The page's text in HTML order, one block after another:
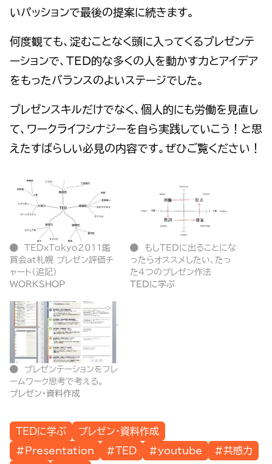
いパッションで最後の提案に続きます。
何度観ても、淀むことなく頭に入ってくるプレゼンテ
ーションで、TED的な多くの人を動かす力とアイデア
をもったバランスのよいステージでした。
プレゼンスキルだけでなく、個人的にも労働を見直し
て、ワークライフシナジーを自ら実践していこう！と思
えたすばらしい必見の内容です。ぜひご覧ください！
TEDxTokyo2011鑑
賞会at札幌 プレゼン評価チ
ャート（追記）
WORKSHOP
もしTEDに出ることにな
ったらオススメしたい、たっ
た４つのプレゼン作法
TEDに学ぶ
プレゼンテーションをフレ
ームワーク思考で考える。
プレゼン・資料作成
TEDに学ぶ
プレゼン・資料作成
#Presentation
#TED #youtube
#共感力